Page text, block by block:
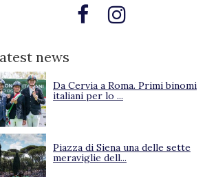
news
Da Cervia a Roma. Primi binomi
italiani per lo ...
Piazza di Siena una delle sette
meraviglie dell...